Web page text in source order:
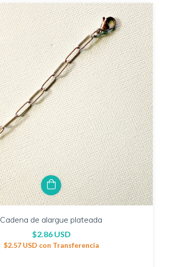
Cadena de alargue plateada
$2.86 USD
$2.57 USD con Transferencia